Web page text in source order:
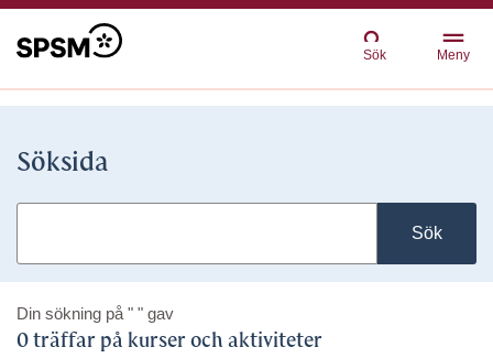
Sök Meny
Söksida
Sök
Din sökning på " " gav
0 träffar på kurser och aktiviteter